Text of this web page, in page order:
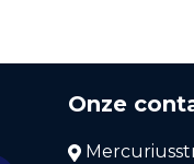
Onze